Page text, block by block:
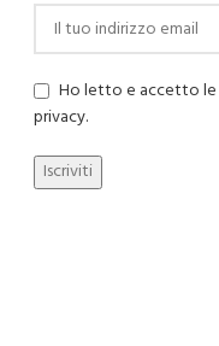
Ho letto e accetto le
privacy.